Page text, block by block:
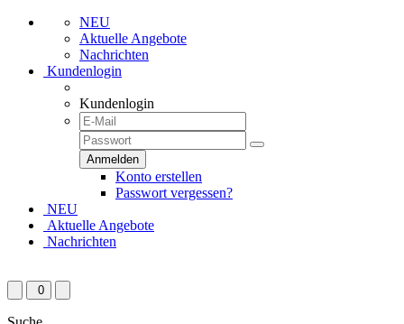
NEU
Aktuelle Angebote
Nachrichten
Kundenlogin
Kundenlogin
Konto erstellen
Passwort vergessen?
NEU
Aktuelle Angebote
Nachrichten
0